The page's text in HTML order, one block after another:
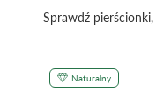
Sprawdź
Naturalny